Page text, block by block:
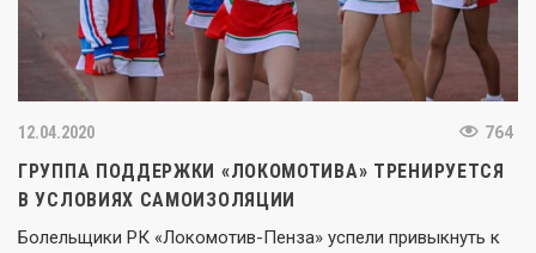
12.04.2020 764
ГРУППА ПОДДЕРЖКИ «ЛОКОМОТИВА» ТРЕНИРУЕТСЯ
В УСЛОВИЯХ САМОИЗОЛЯЦИИ
Болельщики РК «Локомотив-Пенза» успели привыкнуть к